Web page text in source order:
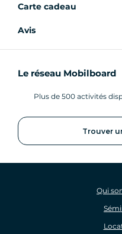
Carte cadeau
Avis
Le réseau Mobilboard
Plus de 500 activités
Trouver
Qui